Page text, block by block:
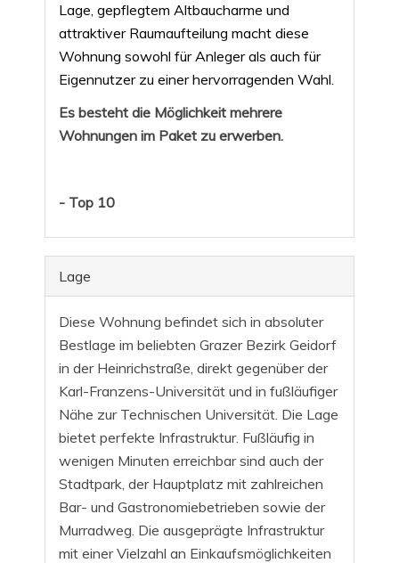
Lage, gepflegtem Altbaucharme und
attraktiver Raumaufteilung macht diese
Wohnung sowohl für Anleger als auch für
Eigennutzer zu einer hervorragenden Wahl.
Es besteht die Möglichkeit mehrere
Wohnungen im Paket zu erwerben.
- Top 10
Lage
Diese Wohnung befindet sich in absoluter
Bestlage im beliebten Grazer Bezirk Geidorf
in der Heinrichstraße, direkt gegenüber der
Karl-Franzens-Universität und in fußläufiger
Nähe zur Technischen Universität. Die Lage
bietet perfekte Infrastruktur. Fußläufig in
wenigen Minuten erreichbar sind auch der
Stadtpark, der Hauptplatz mit zahlreichen
Bar- und Gastronomiebetrieben sowie der
Murradweg. Die ausgeprägte Infrastruktur
mit einer Vielzahl an Einkaufsmöglichkeiten